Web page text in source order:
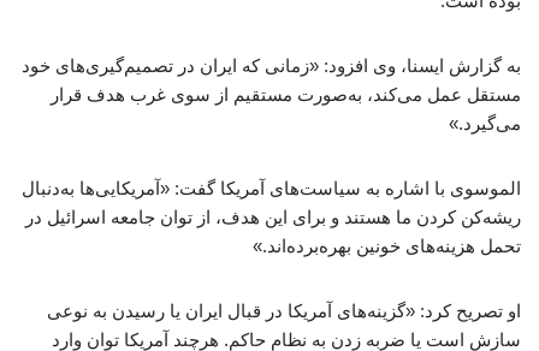
به گزارش ایسنا، وی افزود: «زمانی که ایران در تصمیم‌گیری‌های خود
مستقل عمل می‌کند، به‌صورت مستقیم از سوی غرب هدف قرار
می‌گیرد.»
الموسوی با اشاره به سیاست‌های آمریکا گفت: «آمریکایی‌ها به‌دنبال
ریشه‌کن کردن ما هستند و برای این هدف، از توان جامعه اسرائیل در
تحمل هزینه‌های خونین بهره‌برده‌اند.»
او تصریح کرد: «گزینه‌های آمریکا در قبال ایران یا رسیدن به نوعی
سازش است یا ضربه زدن به نظام حاکم. هرچند آمریکا توان وارد